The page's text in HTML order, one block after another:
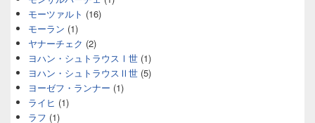
モーツァルト (16)
モーラン (1)
ヤナーチェク (2)
ヨハン・シュトラウスⅠ世 (1)
ヨハン・シュトラウスⅡ世 (5)
ヨーゼフ・ランナー (1)
ライヒ (1)
ラフ (1)